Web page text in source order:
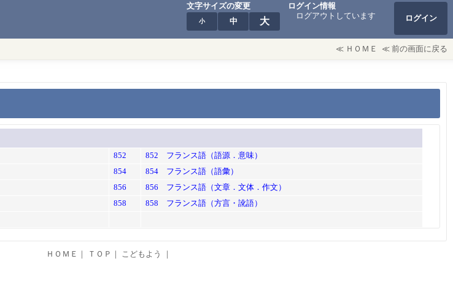
文字サイズの変更
小 中 大
ログイン情報
ログアウトしています
ログイン
≪ ＨＯＭＥ ≪ 前の画面に戻る
852
852 フランス語（語源．意味）
854
854 フランス語（語彙）
856
856 フランス語（文章．文体．作文）
858
858 フランス語（方言・訛語）
ＨＯＭＥ ＴＯＰ こどもよう